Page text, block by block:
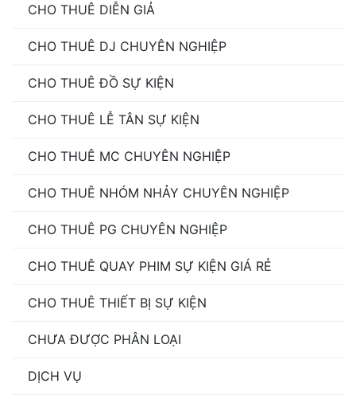
CHO THUÊ DIỄN GIẢ
CHO THUÊ DJ CHUYÊN NGHIỆP
CHO THUÊ ĐỒ SỰ KIỆN
CHO THUÊ LỄ TÂN SỰ KIỆN
CHO THUÊ MC CHUYÊN NGHIỆP
CHO THUÊ NHÓM NHẢY CHUYÊN NGHIỆP
CHO THUÊ PG CHUYÊN NGHIỆP
CHO THUÊ QUAY PHIM SỰ KIỆN GIÁ RẺ
CHO THUÊ THIẾT BỊ SỰ KIỆN
CHƯA ĐƯỢC PHÂN LOẠI
DỊCH VỤ